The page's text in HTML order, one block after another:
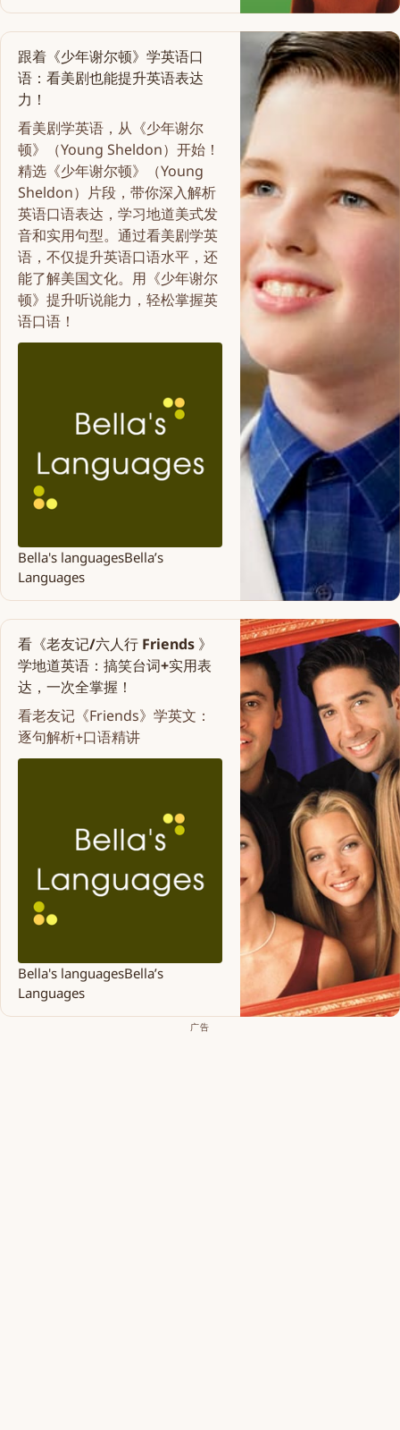
跟着《少年谢尔顿》学英语口
语：看美剧也能提升英语表达
力！
看美剧学英语，从《少年谢尔
顿》（Young Sheldon）开始！
精选《少年谢尔顿》（Young
Sheldon）片段，带你深入解析
英语口语表达，学习地道美式发
音和实用句型。通过看美剧学英
语，不仅提升英语口语水平，还
能了解美国文化。用《少年谢尔
顿》提升听说能力，轻松掌握英
语口语！
Bella's languagesBella’s
Languages
看《老友记/六人行 Friends 》
学地道英语：搞笑台词+实用表
达，一次全掌握！
看老友记《Friends》学英文：
逐句解析+口语精讲
Bella's languagesBella’s
Languages
广告